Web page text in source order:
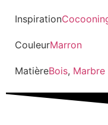
Inspiration
CouleurMarron
MatièreBois, Marbre